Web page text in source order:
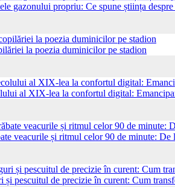
gazonului propriu: Ce spune știința
la poezia duminicilor pe stadion
al XIX-lea la confortul digital:
veacurile și ritmul celor 90 de minute:
și pescuitul de precizie în curent: Cum